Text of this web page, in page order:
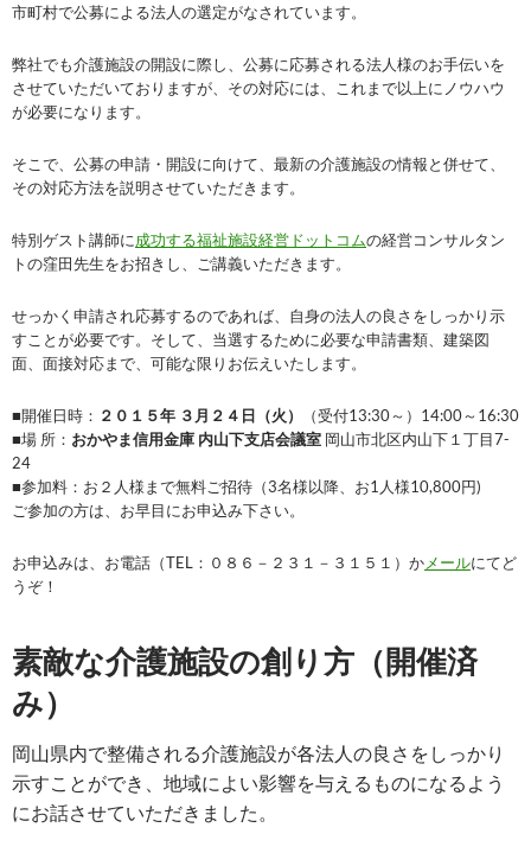
市町村で公募による法人の選定がなされています。
弊社でも介護施設の開設に際し、公募に応募される法人様のお手伝いを
させていただいておりますが、その対応には、これまで以上にノウハウ
が必要になります。
そこで、公募の申請・開設に向けて、最新の介護施設の情報と併せて、
その対応方法を説明させていただきます。
特別ゲスト講師に成功する福祉施設経営ドットコムの経営コンサルタン
トの窪田先生をお招きし、ご講義いただきます。
せっかく申請され応募するのであれば、自身の法人の良さをしっかり示
すことが必要です。そして、当選するために必要な申請書類、建築図
面、面接対応まで、可能な限りお伝えいたします。
■開催日時： ２０１５年 ３月２４日（火）
（受付13:30～）14:00～16:30
■場 所： おかやま信用金庫 内山下支店会議室 岡山市北区内山下１丁目7-
24
■参加料：お２人様まで無料ご招待（3名様以降、お1人様10,800円)
ご参加の方は、お早目にお申込み下さい。
お申込みは、お電話（TEL：０８６－２３１－３１５１）かメールにてど
うぞ！
素敵な介護施設の創り方（開催済
み）
岡山県内で整備される介護施設が各法人の良さをしっかり
示すことができ、地域によい影響を与えるものになるよう
にお話させていただきました。